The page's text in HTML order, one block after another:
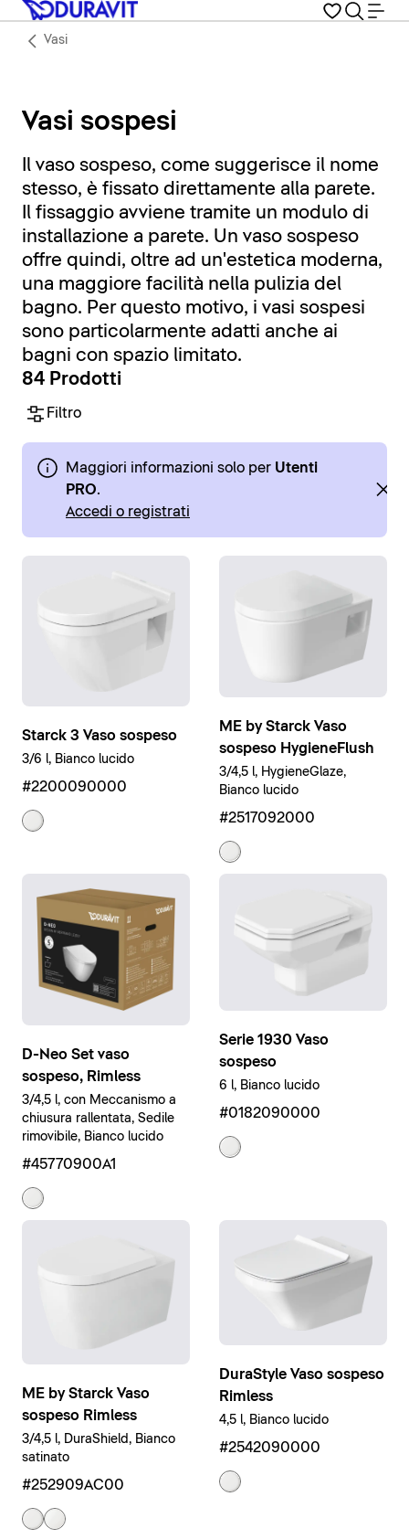
Vasi
Vasi sospesi
Il vaso sospeso, come suggerisce il nome
stesso, è fissato direttamente alla parete.
Il fissaggio avviene tramite un modulo di
installazione a parete. Un vaso sospeso
offre quindi, oltre ad un'estetica moderna,
una maggiore facilità nella pulizia del
bagno. Per questo motivo, i vasi sospesi
sono particolarmente adatti anche ai
bagni con spazio limitato.
84 Prodotti
Filtro
Maggiori informazioni solo per Utenti
PRO.
Accedi o registrati
Starck 3 Vaso sospeso
3/6 l, Bianco lucido
#2200090000
ME by Starck Vaso
sospeso HygieneFlush
3/4,5 l, HygieneGlaze,
Bianco lucido
#2517092000
D-Neo Set vaso
sospeso, Rimless
3/4,5 l, con Meccanismo a
chiusura rallentata, Sedile
rimovibile, Bianco lucido
#45770900A1
Serie 1930 Vaso
sospeso
6 l, Bianco lucido
#0182090000
ME by Starck Vaso
sospeso Rimless
3/4,5 l, DuraShield, Bianco
satinato
#252909AC00
DuraStyle Vaso sospeso
Rimless
4,5 l, Bianco lucido
#2542090000